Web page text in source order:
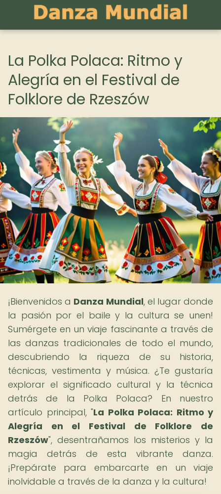
La Polka Polaca: Ritmo y
Alegría en el Festival de
Folklore de Rzeszów
¡Bienvenidos a Danza Mundial, el lugar donde
la pasión por el baile y la cultura se unen!
Sumérgete en un viaje fascinante a través de
las danzas tradicionales de todo el mundo,
descubriendo la riqueza de su historia,
técnicas, vestimenta y música. ¿Te gustaría
explorar el significado cultural y la técnica
detrás de la Polka Polaca? En nuestro
artículo principal, "La Polka Polaca: Ritmo y
Alegría en el Festival de Folklore de
Rzeszów", desentrañamos los misterios y la
magia detrás de esta vibrante danza.
¡Prepárate para embarcarte en un viaje
inolvidable a través de la danza y la cultura!